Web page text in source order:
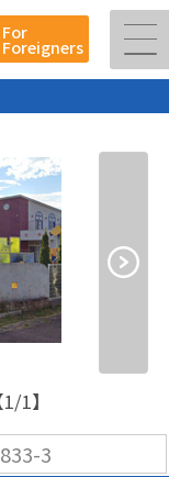
For
Foreigners
1/1】
3